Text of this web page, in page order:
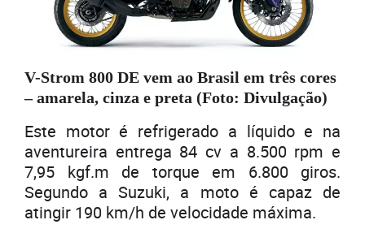
V-Strom 800 DE vem ao Brasil em três cores
– amarela, cinza e preta (Foto: Divulgação)
Este motor é refrigerado a líquido e na
aventureira entrega 84 cv a 8.500 rpm e
7,95 kgf.m de torque em 6.800 giros.
Segundo a Suzuki, a moto é capaz de
atingir 190 km/h de velocidade máxima.